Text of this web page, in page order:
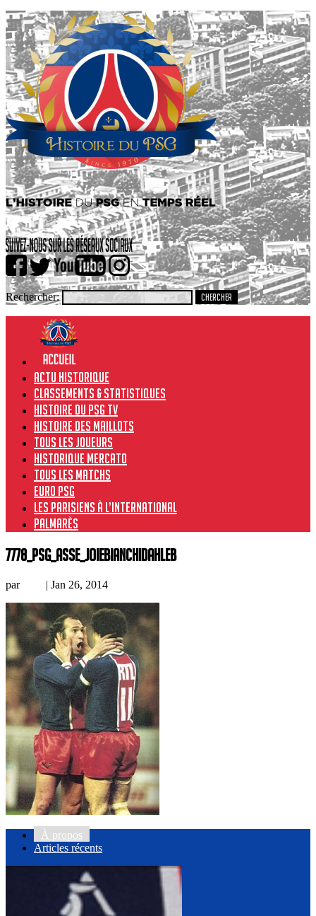
Rechercher:
Actu historique
Classements & Statistiques
Histoire du PSG TV
Histoire des maillots
Tous les joueurs
Historique Mercato
Tous les matchs
Euro PSG
Les Parisiens à l’international
Palmarès
7778_PSG_ASSE_joieBianchiDahleb
par | Jan 26, 2014
À propos
Articles récents